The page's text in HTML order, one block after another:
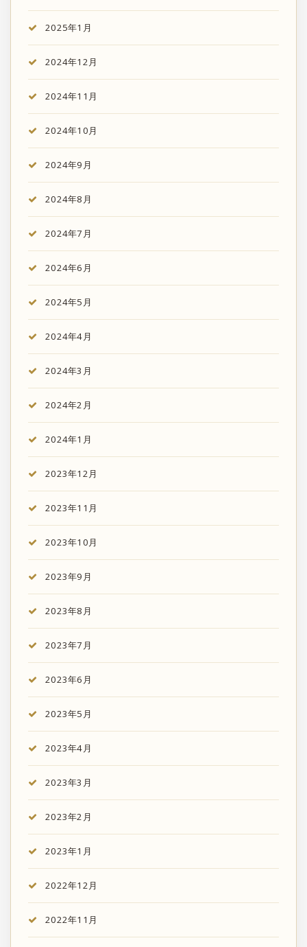
2025年1月
2024年12月
2024年11月
2024年10月
2024年9月
2024年8月
2024年7月
2024年6月
2024年5月
2024年4月
2024年3月
2024年2月
2024年1月
2023年12月
2023年11月
2023年10月
2023年9月
2023年8月
2023年7月
2023年6月
2023年5月
2023年4月
2023年3月
2023年2月
2023年1月
2022年12月
2022年11月